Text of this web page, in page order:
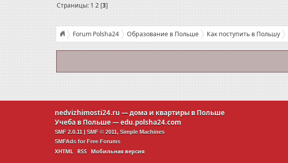
Страницы: 1 2 [3]
Forum Polsha24 Образование в Польше Как поступить в Польшу
nedvizhimosti24.ru — дома и квартиры в Польше
Учеба в Польше —edu.polsha24.com
SMF 2.0.11 |SMF © 2011,Simple Machines
SMFAds forFree Forums
XHTML RSS Мобильная версия